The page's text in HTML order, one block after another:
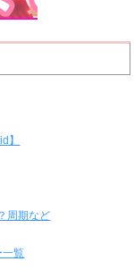
】
周期など
一覧